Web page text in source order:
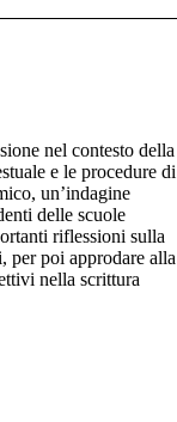
nel contesto della
e le procedure di
un’indagine
delle scuole
riflessioni sulla
per poi approdare alla
nella scrittura
di coerenza dei